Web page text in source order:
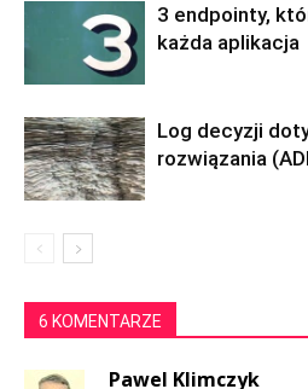
3 endpointy,
każda aplikacja
Log decyzji
rozwiązania
6 KOMENTARZE
Pawel Klimczyk